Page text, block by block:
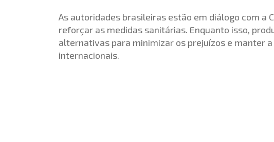
As autoridades brasileiras estão em diálogo com a
reforçar as medidas sanitárias. Enquanto isso,
alternativas para minimizar os prejuízos e manter
internacionais.